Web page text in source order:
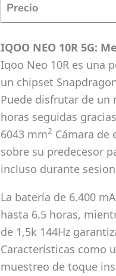
Precio
IQOO NEO 10R 5G:
Iqoo Neo 10R es una
un chipset
Puede disfrutar de un
horas seguidas
6043 mm2 Cámara de
sobre su predecesor
incluso durante
La batería de 6.400
hasta 6.5 horas,
de 1,5k 144Hz
Características como
muestreo de toque